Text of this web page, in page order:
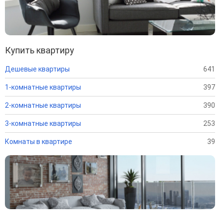
Купить квартиру
Дешевые квартиры 641
1-комнатные квартиры 397
2-комнатные квартиры 390
3-комнатные квартиры 253
Комнаты в квартире 39